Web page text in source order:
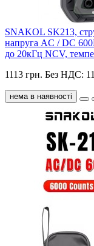
SNAKOL SK213,
напруга AC / DC
до 20кГц NCV,
1113 грн. Без НДС:
нема в наявності